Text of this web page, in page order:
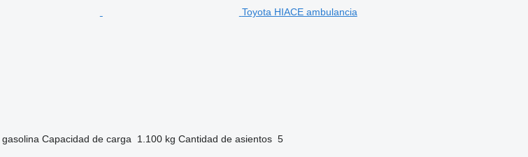
Toyota HIACE ambulancia
gasolina Capacidad de carga 1.100 kg Cantidad de asientos 5